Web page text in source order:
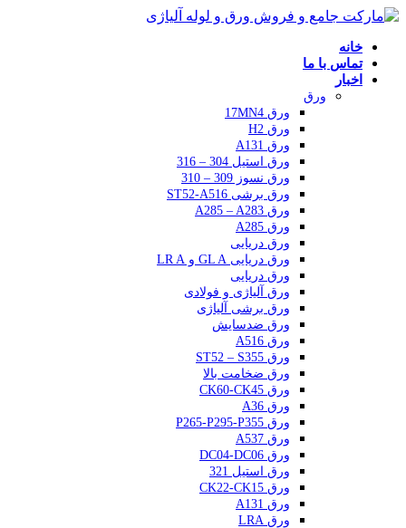
خانه
تماس با ما
اخبار
ورق
ورق 17MN4
ورق H2
ورق A131
ورق استیل 304 – 316
ورق نسوز 309 – 310
ورق برشی ST52-A516
ورق A285 – A283
ورق A285
ورق دریایی
ورق دریایی GL A و LR A
ورق دریایی
ورق آلیاژی و فولادی
ورق برشی آلیاژی
ورق ضدسایش
ورق A516
ورق ST52 – S355
ورق ضخامت بالا
ورق CK60-CK45
ورق A36
ورق P265-P295-P355
ورق A537
ورق DC04-DC06
ورق استیل 321
ورق CK22-CK15
ورق A131
ورق LRA